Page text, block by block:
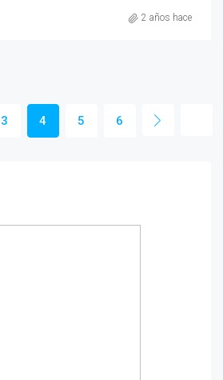
2 años hace
3 4 5 6